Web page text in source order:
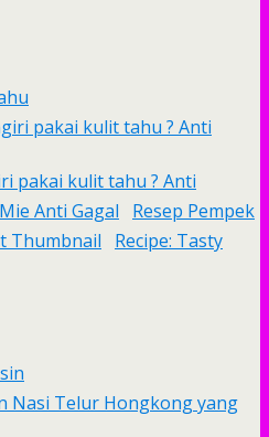
pakai kulit tahu ? Anti
Resep Pempek
Recipe: Tasty